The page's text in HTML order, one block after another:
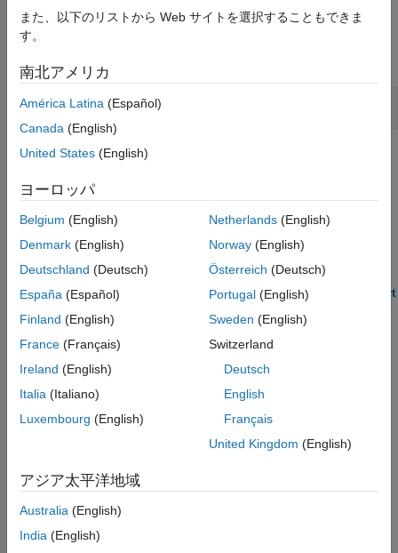
Configure Environment
Connect to Database and Import Data
Interactively
Connect to Database Programmatically
Import Data Programmatically
Import Large Data Programmatically
Export Data Programmatically
Database Operations
MATLAB Interface to SQLite
MySQL Native Interface
Object Relational Mapping
Functions
Insert Data into Databases
Topics
Insert or Update Data in Database
Insert Data into Database Table
database using the
Append Data to Existing Database Table Using Insert
Functionality
Export Data Using Bulk Insert
Replace Existing Data in Database
Update records in a database.
Roll Back Data After Updating Record
Data Type Support
また、以下のリストから Web サイトを選択することもできま
す。
南北アメリカ
América Latina (Español)
Canada (English)
United States (English)
ヨーロッパ
Belgium (English)
Denmark (English)
Deutschland (Deutsch)
España (Español)
Finland (English)
France (Français)
Ireland (English)
Italia (Italiano)
Luxembourg (English)
Netherlands(English)
Norway(English)
Österreich (Deutsch)
Portugal(English)
Sweden (English)
Switzerland
Deutsch
English
Français
United Kingdom (English)
アジア太平洋地域
Australia (English)
India (English)